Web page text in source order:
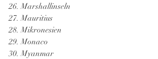
26. Marshallinseln
27. Mauritius
28. Mikronesien
29. Monaco
30. Myanmar